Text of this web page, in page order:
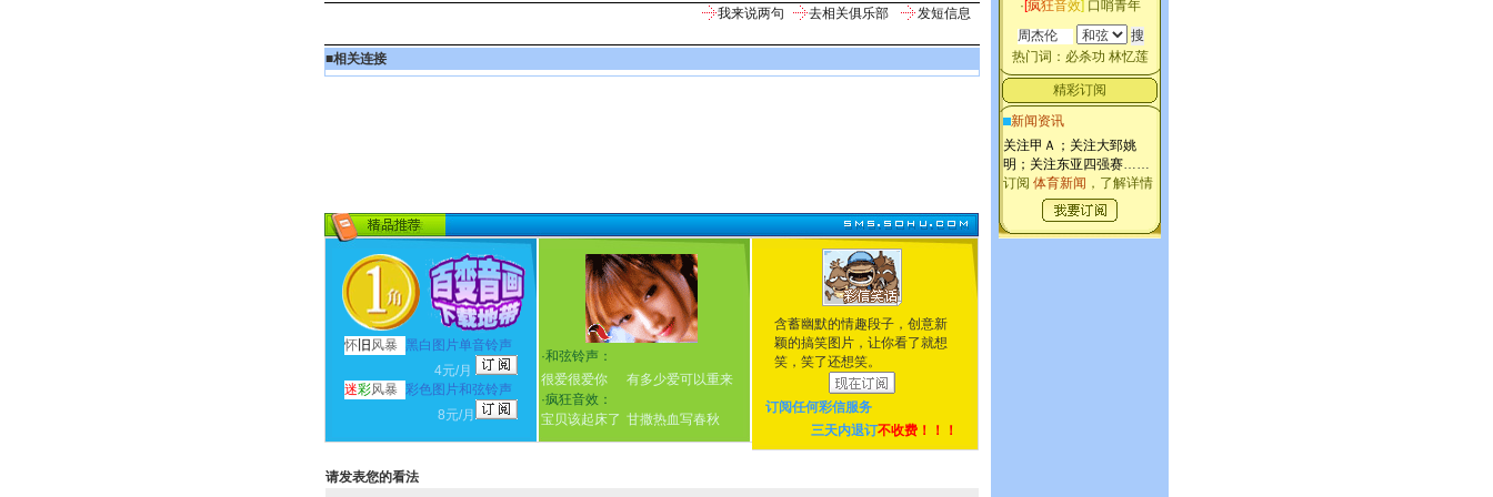
我来说两句 去相关俱乐部 发短信息
■相关连接
怀 旧 风暴
黑白图片单音铃声
4元/月
迷彩风暴 彩色图片和弦铃声
8元/月
·和弦铃声：
很爱很爱你
有多少爱可以重来
·疯狂音效：
宝贝该起床了 甘撒热血写春秋
含蓄幽默的情趣段子，创意新
颖的搞笑图片，让你看了就想
笑，笑了还想笑。
订阅任何彩信服务
三天内退订不收费！！！
请发表您的看法
·[疯狂音效] 口哨青年
热门词： 必杀功 林忆莲
精彩订阅
新闻资讯
关注甲Ａ；关注大郅姚
明；关注东亚四强赛……
订阅 体育新闻 ，了解详情